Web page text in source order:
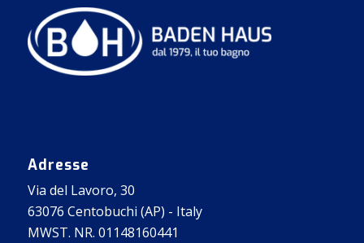
Adresse
Via del Lavoro, 30
63076 Centobuchi (AP) - Italy
MWST. NR. 01148160441